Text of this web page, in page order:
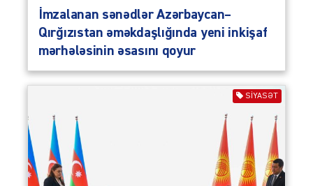
İmzalanan sənədlər Azərbaycan–
Qırğızıstan əməkdaşlığında yeni inkişaf
mərhələsinin əsasını qoyur
SIYASƏT